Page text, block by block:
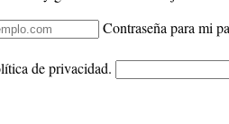
Contraseña para mi
de privacidad.